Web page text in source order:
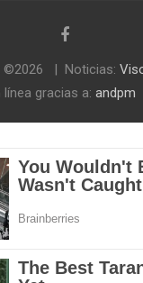
©2026 Noticias:
línea gracias a: andpm